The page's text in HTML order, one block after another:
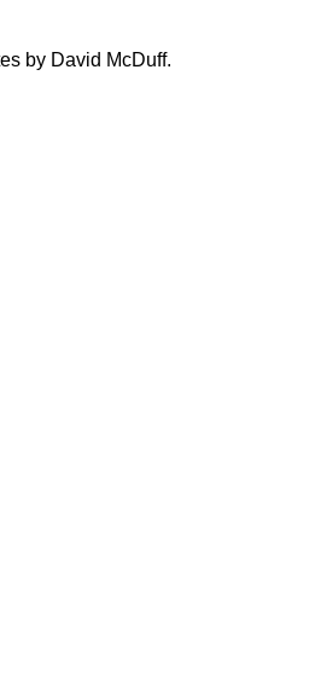
by David McDuff.